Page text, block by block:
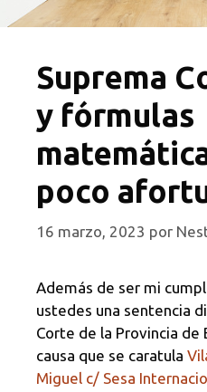
Suprema
y fórmulas
poco
16 marzo, 2023 por
Además de ser mi
ustedes una sentencia
Corte de la Provincia de
causa que se caratula
Miguel c/ Sesa